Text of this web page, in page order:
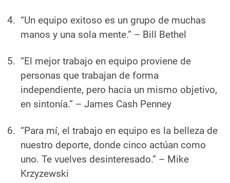
“Un equipo exitoso es un grupo de muchas
manos y una sola mente.” – Bill Bethel
“El mejor trabajo en equipo proviene de
personas que trabajan de forma
independiente, pero hacia un mismo objetivo,
en sintonía.” – James Cash Penney
“Para mí, el trabajo en equipo es la belleza de
nuestro deporte, donde cinco actúan como
uno. Te vuelves desinteresado.” – Mike
Krzyzewski